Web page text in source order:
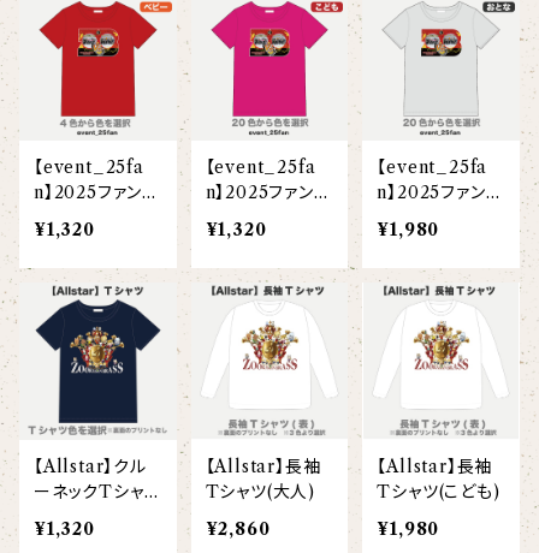
【I love】
【onepoint】
【xx's day】
【birthday】
【anniversary】
【Allstar】
【unit】
【resort】
【motif】
【emblem_basic】
【emblem_chara】
【crest】
【6faces】
カラードライポロシャツ
【Brass_emblem】
シャツ
アロハシャツ
ボタンダウン半袖シャツ
オックスフォード長袖シャツ
パーカー
プルオーバーパーカー
ドライジップパーカー
ドライストレッチプルオーバーパーカー
トレーナー
アウター
Tシャツ（長袖）
【chara】
【custom_point】
ハット・ネックウォーマー
ポシェット
バックパック・リュック
ホッキョクグマ
ハンナ
ムートン
ローズマリー
ドール
ナマケモノ
リトルシスタードール
たたきのトリ アイリス
たたきのトリ スカーレット
ズーラシアンフィルハーモニー管弦楽団
コビトカバ
ジャイアントパンダ
ゴールデンターキン
オセロット
グランパバク
カズンバク
はたらくトリ
セクション
トラ軍団
トランペッターズ
バク一族
パーカッションチーム
【event_25fa
n】2025ファンク
ラブコンサートT
シャツ(ベビー)
¥1,320
【event_25fa
n】2025ファンク
ラブコンサートT
シャツ(こども)
¥1,320
【event_25fa
n】2025ファンク
ラブコンサートT
シャツ(大人)
¥1,980
【Allstar】クル
ーネックTシャツ
（半袖）（こども）
¥1,320
【Allstar】長袖
Tシャツ(大人)
¥2,860
【Allstar】長袖
Tシャツ(こども)
¥1,980